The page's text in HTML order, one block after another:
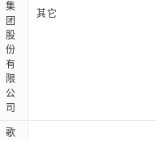
集
团
股
份
有
限
公
司
其它
歌